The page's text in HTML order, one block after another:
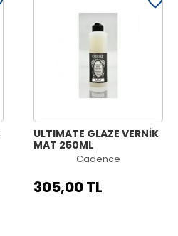
ULTIMATE GLAZE VERNİK
MAT 250ML
Cadence
305,00 TL